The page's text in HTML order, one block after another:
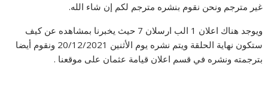
غير مترجم ونحن نقوم بنشره مترجم لكم إن شاء الله.
ويوجد هناك اعلان 1 الب ارسلان 7 حيث يخبرنا بمشاهده عن كيف
ستكون نهاية الحلقة ويتم نشره يوم الأثنين 20/12/2021 ونقوم أيضا
بترجمته ونشره في قسم اعلان قيامة عثمان على موقعنا .